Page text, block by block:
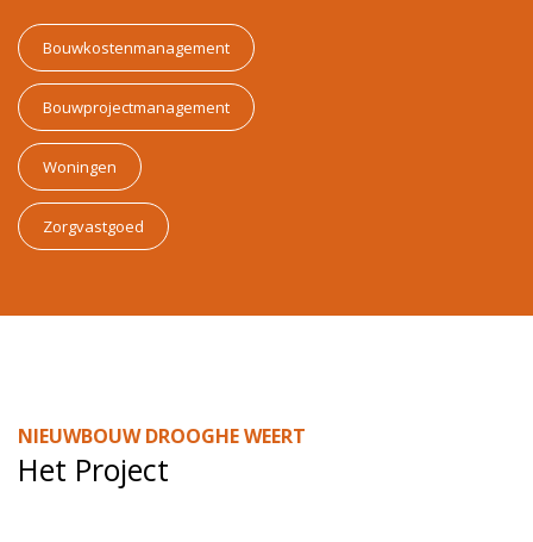
Bouwkostenmanagement
Bouwprojectmanagement
Woningen
Zorgvastgoed
NIEUWBOUW DROOGHE WEERT
Het Project